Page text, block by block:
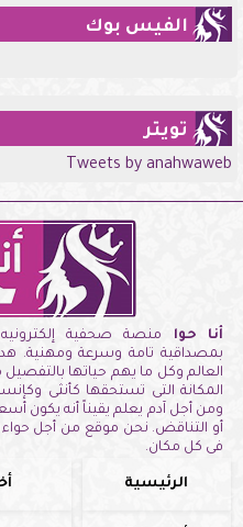
الفيس بوك
تويتر
Tweets by anahwaweb
أنا حوا منصة صحفية
بمصداقية تامة وسرعة ومهنية.
العالم وكل ما يهم حياتها
المكانة التى تستحقها كأنثى
ومن أجل آدم يعلم يقيناً أنه يكون
أو التناقض. نحن موقع من أجل حواء
فى كل مكان.
الرئيسية